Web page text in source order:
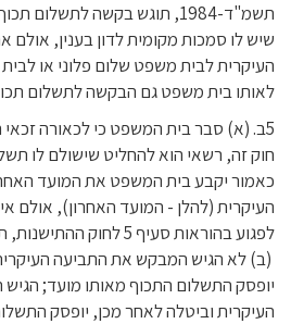
תשמ"ד-1984, תוגש בקשה
שיש לו סמכות מקומית לדון בענין,
העיקרית לבית משפט שלום פלוני או
לאותו בית משפט גם הבקשה לתשלום
5ב. (א) סבר בית המשפט כי לכאורה זכאי
חוק זה, רשאי הוא להחליט שישולם לו
כאמור יקבע בית המשפט את המועד
העיקרית (להלן - המועד האחרון), אולם
לפגוע בהוראות סעיף 5 לחוק ההתישנות, תשי"ח-1958.
(ב) לא הגיש המבקש את התביעה
יופסק התשלום התכוף מאותו מועד;
העיקרית וביטלה לאחר מכן, יופסק